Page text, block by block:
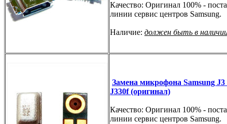
Качество: Оригинал 100% -
линии сервис центров Samsung.
Наличие: должен быть в
Замена микрофона Samsung J3
J330f (оригинал)
Качество: Оригинал 100% -
линии сервис центров Samsung.